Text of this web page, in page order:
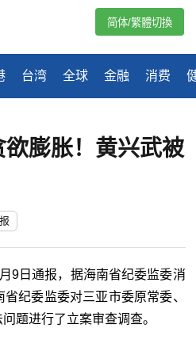
台湾 全球 金融 消费
简体/繁體切換
膨胀！黄兴武被
9日通报，据海南省纪委监委消
纪委监委对三亚市委原常委、
题进行了立案审查调查。